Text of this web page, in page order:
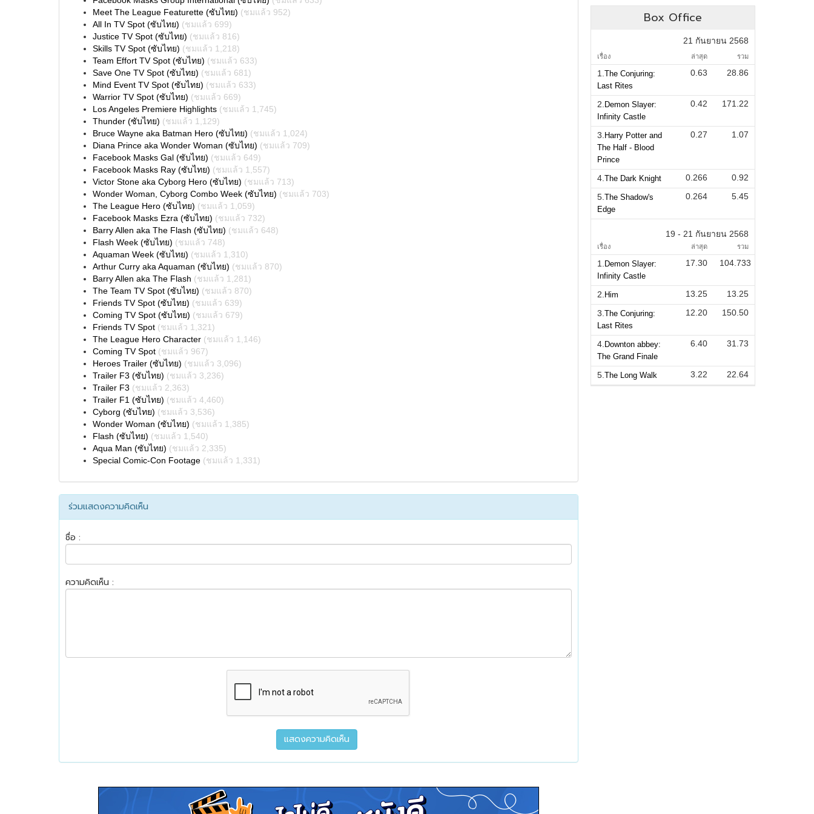
Meet The League Featurette (ซับไทย) (ชมแล้ว 952)
All In TV Spot (ซับไทย) (ชมแล้ว 699)
Justice TV Spot (ซับไทย) (ชมแล้ว 816)
Skills TV Spot (ซับไทย) (ชมแล้ว 1,218)
Team Effort TV Spot (ซับไทย) (ชมแล้ว 633)
Save One TV Spot (ซับไทย) (ชมแล้ว 681)
Mind Event TV Spot (ซับไทย) (ชมแล้ว 633)
Warrior TV Spot (ซับไทย) (ชมแล้ว 669)
Los Angeles Premiere Highlights (ชมแล้ว 1,745)
Thunder (ซับไทย) (ชมแล้ว 1,129)
Bruce Wayne aka Batman Hero (ซับไทย) (ชมแล้ว 1,024)
Diana Prince aka Wonder Woman (ซับไทย) (ชมแล้ว 709)
Facebook Masks Gal (ซับไทย) (ชมแล้ว 649)
Facebook Masks Ray (ซับไทย) (ชมแล้ว 1,557)
Victor Stone aka Cyborg Hero (ซับไทย) (ชมแล้ว 713)
Wonder Woman, Cyborg Combo Week (ซับไทย) (ชมแล้ว 703)
The League Hero (ซับไทย) (ชมแล้ว 1,059)
Facebook Masks Ezra (ซับไทย) (ชมแล้ว 732)
Barry Allen aka The Flash (ซับไทย) (ชมแล้ว 648)
Flash Week (ซับไทย) (ชมแล้ว 748)
Aquaman Week (ซับไทย) (ชมแล้ว 1,310)
Arthur Curry aka Aquaman (ซับไทย) (ชมแล้ว 870)
Barry Allen aka The Flash (ชมแล้ว 1,281)
The Team TV Spot (ซับไทย) (ชมแล้ว 870)
Friends TV Spot (ซับไทย) (ชมแล้ว 639)
Coming TV Spot (ซับไทย) (ชมแล้ว 679)
Friends TV Spot (ชมแล้ว 1,321)
The League Hero Character (ชมแล้ว 1,146)
Coming TV Spot (ชมแล้ว 967)
Heroes Trailer (ซับไทย) (ชมแล้ว 3,096)
Trailer F3 (ซับไทย) (ชมแล้ว 3,236)
Trailer F3 (ชมแล้ว 2,363)
Trailer F1 (ซับไทย) (ชมแล้ว 4,460)
Cyborg (ซับไทย) (ชมแล้ว 3,536)
Wonder Woman (ซับไทย) (ชมแล้ว 1,385)
Flash (ซับไทย) (ชมแล้ว 1,540)
Aqua Man (ซับไทย) (ชมแล้ว 2,335)
Special Comic-Con Footage (ชมแล้ว 1,331)
ร่วมแสดงความคิดเห็น
ชื่อ :
ความคิดเห็น :
Box Office
21 กันยายน 2568
เรื่อง ล่าสุด รวม
1. The Conjuring:
Last Rites
0.63 28.86
2. Demon Slayer:
Infinity Castle
0.42 171.22
3. Harry Potter and
The Half - Blood
Prince
0.27 1.07
4. The Dark Knight 0.266
0.92
5. The Shadow's
Edge
0.264 5.45
19 - 21 กันยายน 2568
เรื่อง ล่าสุด รวม
1. Demon Slayer:
Infinity Castle
17.30 104.733
2. Him 13.25
13.25
3. The Conjuring:
Last Rites
12.20 150.50
4. Downton abbey:
The Grand Finale
6.40 31.73
5. The Long Walk 3.22 22.64